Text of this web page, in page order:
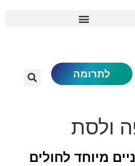
לתרומה
ולסת
מיוחד לחולים